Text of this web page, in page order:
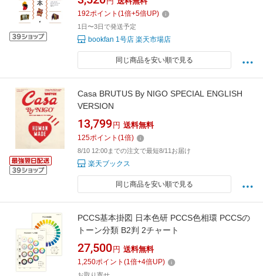
沢美和子
192ポイント (1倍+5倍UP)
1日〜3日で発送予定
bookfan 1号店 楽天市場店
同じ商品を安い順で見る
Casa BRUTUS By NIGO SPECIAL ENGLISH
VERSION
13,799 円 送料無料
125ポイント (1倍)
8/10 12:00までの注文で最短8/11お届け
楽天ブックス
同じ商品を安い順で見る
PCCS基本掛図 日本色研 PCCS色相環 PCCSの
トーン分類 B2判 2チャート
27,500 円 送料無料
1,250ポイント (1倍+4倍UP)